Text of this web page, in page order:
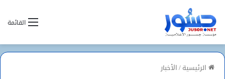
القائمة
الرئيسية/الأخبار